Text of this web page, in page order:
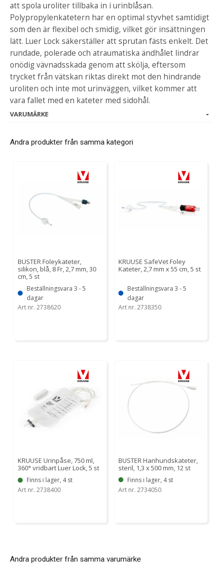
att spola uroliter tillbaka in i urinblåsan.
Polypropylenkatetern har en optimal styvhet samtidigt
som den är flexibel och smidig, vilket gör insättningen
lätt. Luer Lock säkerställer att sprutan fästs enkelt. Det
rundade, polerade och atraumatiska ändhålet lindrar
onödig vävnadsskada genom att skölja, eftersom
trycket från vätskan riktas direkt mot den hindrande
uroliten och inte mot urinväggen, vilket kommer att
vara fallet med en kateter med sidohål.
VARUMÄRKE
Andra produkter från samma kategori
BUSTER Foleykateter,
silikon, blå, 8 Fr, 2,7 mm, 30
cm, 5 st
Beställningsvara 3 - 5
dagar
Art nr. 2738620
KRUUSE SafeVet Foley
Kateter, 2,7 mm x 55 cm, 5 st
Beställningsvara 3 - 5
dagar
Art nr. 2738350
KRUUSE Urinpåse, 750 ml,
360° vridbart Luer Lock, 5 st
Finns i lager, 4 st
Art nr. 2738400
BUSTER Hanhundskateter,
steril, 1,3 x 500 mm, 12 st
Finns i lager, 4 st
Art nr. 2734050
Andra produkter från samma varumärke